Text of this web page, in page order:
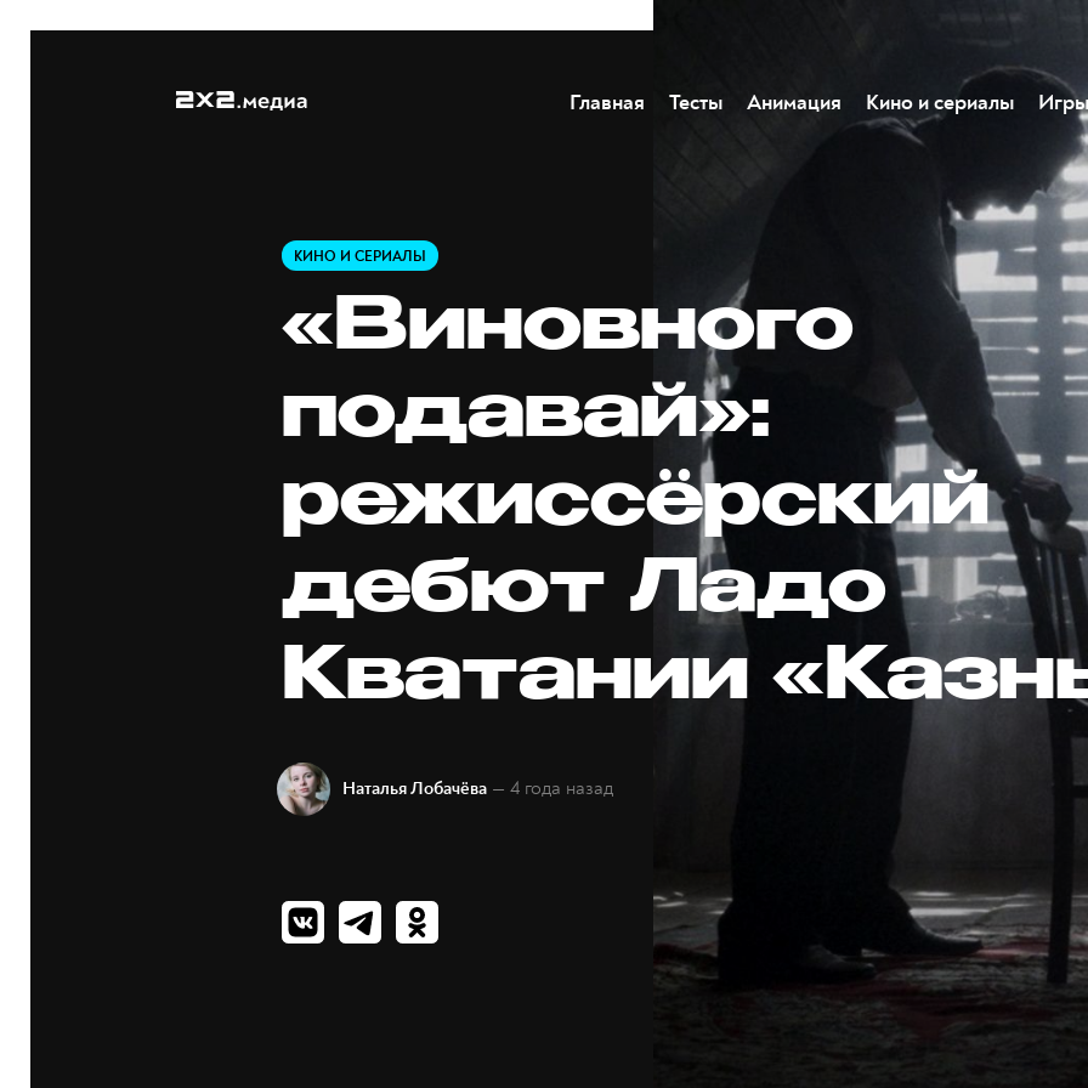
Главная Тесты Анимация Кино и сериалы Игры
КИНО И СЕРИАЛЫ
«Виновного
подавай»:
режиссёрский
дебют Ладо
Кватании
Наталья Лобачёва — 4 года назад